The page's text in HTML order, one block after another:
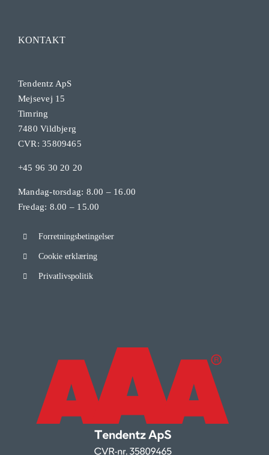
KONTAKT
Tendentz ApS
Mejsevej 15
Timring
7480 Vildbjerg
CVR: 35809465
+45 96 30 20 20
Mandag-torsdag: 8.00 – 16.00
Fredag: 8.00 – 15.00
Forretningsbetingelser
Cookie erklæring
Privatlivspolitik